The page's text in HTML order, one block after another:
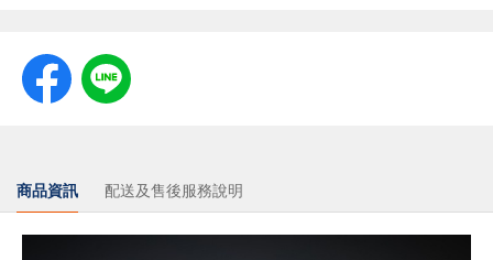
商品資訊 配送及售後服務說明